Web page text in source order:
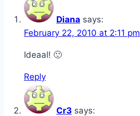
Diana says:
February 22, 2010 at 2:11 pm
Ideaal! 🙂
Reply
Cr3 says: